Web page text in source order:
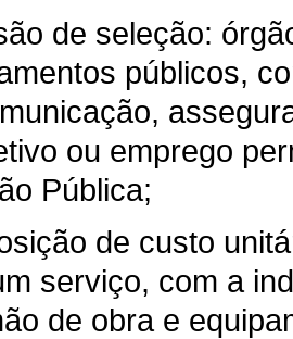
de seleção:
públicos,
ou emprego
Pública;
de custo
serviço, com a
de obra e